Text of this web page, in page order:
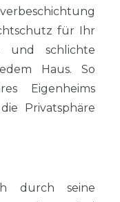
für Ihr
und schlichte
Haus. So
Eigenheims
Privatsphäre
durch seine